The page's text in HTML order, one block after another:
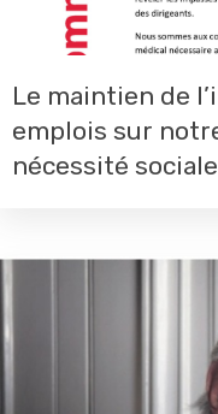
Le maintien de
emplois sur
nécessité